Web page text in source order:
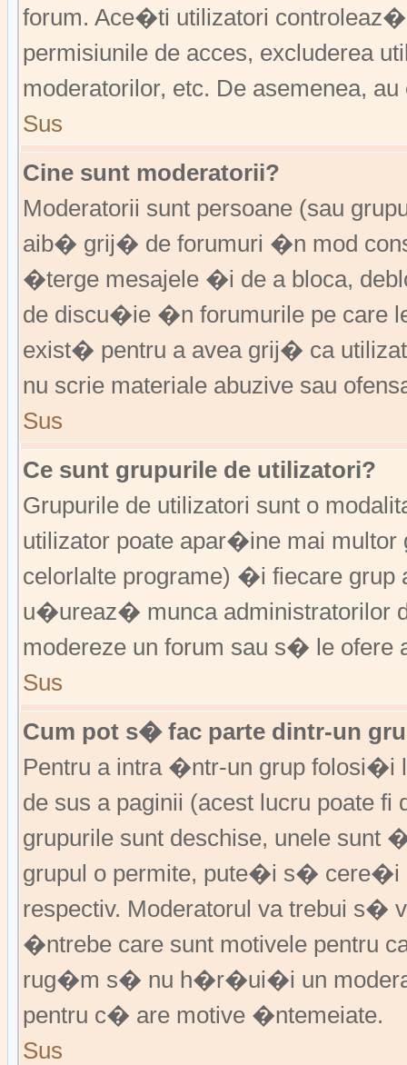
forum. Ace�ti utilizatori
permisiunile de acces, excluderea
moderatorilor, etc. De asemenea,
Sus
Cine sunt moderatorii?
Moderatorii sunt persoane (sau
aib� grij� de forumuri �n mod
�terge mesajele �i de a bloca,
de discu�ie �n forumurile pe care
exist� pentru a avea grij� ca
nu scrie materiale abuzive sau
Sus
Ce sunt grupurile de utilizatori?
Grupurile de utilizatori sunt o
utilizator poate apar�ine mai
celorlalte programe) �i fiecare grup
u�ureaz� munca
modereze un forum sau s� le
Sus
Cum pot s� fac parte dintr-un
Pentru a intra �ntr-un grup folosi�i
de sus a paginii (acest lucru poate
grupurile sunt deschise, unele
grupul o permite, pute�i s�
respectiv. Moderatorul va trebui
�ntrebe care sunt motivele
rug�m s� nu h�r�ui�i un
pentru c� are motive �ntemeiate.
Sus